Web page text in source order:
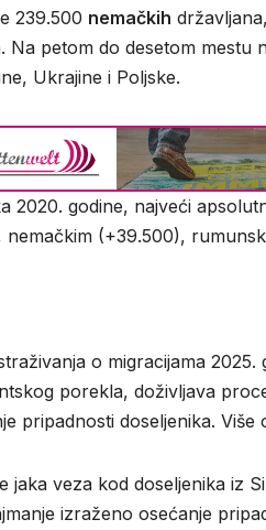
239.500 nemačkih
Na petom do desetom mestu
Ukrajine i Poljske.
2020. godine, najveći
nemačkim (+39.500),
o migracijama
porekla, doživljava
pripadnosti doseljenika.
jaka veza kod doseljenika iz
izraženo osećanje